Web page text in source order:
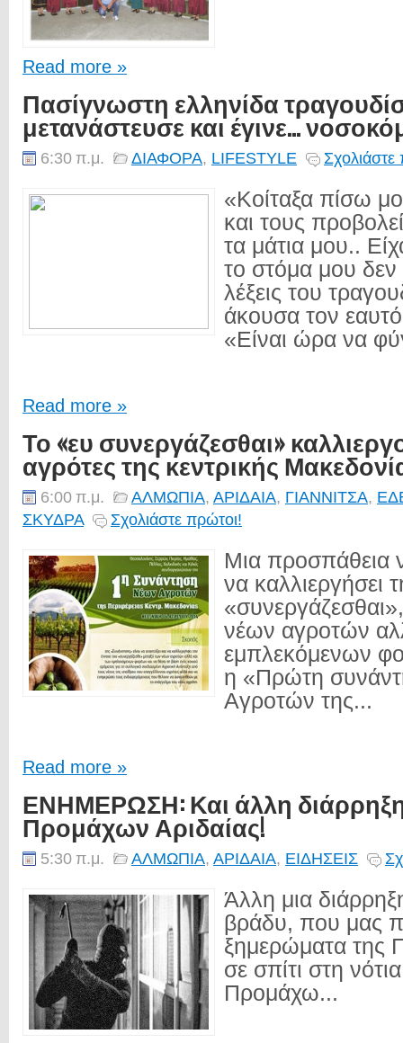
Read more »
Πασίγνωστη ελληνίδα
μετανάστευσε και έγινε...
6:30 π.μ. ΔΙΑΦΟΡΑ, LIFESTYLE Σχολιάστε
«Κοίταξα πίσω
και τους
τα μάτια μου..
το στόμα μου δεν
λέξεις του
άκουσα τον
«Είναι ώρα να
Read more »
Το «ευ συνεργάζεσθαι»
αγρότες της κεντρικής
6:00 π.μ. ΑΛΜΩΠΙΑ, ΑΡΙΔΑΙΑ, ΓΙΑΝΝΙΤΣΑ,
ΣΚΥΔΡΑ
Σχολιάστε πρώτοι!
Μια προσπάθεια
να καλλιεργήσει
νέων αγροτών
εμπλεκόμενων
η «Πρώτη
Αγροτών της...
Read more »
ΕΝΗΜΕΡΩΣΗ: Και άλλη διάρρηξη
Προμάχων Αριδαίας!
5:30 π.μ. ΑΛΜΩΠΙΑ, ΑΡΙΔΑΙΑ, ΕΙΔΗΣΕΙΣ
Άλλη μια
βράδυ, που μας
ξημερώματα της
σε σπίτι στη
Προμάχω...